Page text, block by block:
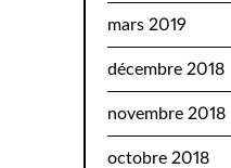
mars 2019
décembre 2018
novembre 2018
octobre 2018